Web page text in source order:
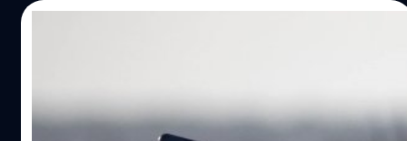
175 kW โดยมีล้อลายใหม่ Prismata ขนาด 18 นิ้ว ที่มีให้เลือก
อำนาจในการโหวต
อีลอน มัสก์ (Elon Musk) ซีอีโอของ Tesla ได้เรียกร้องต่อผู้ถือ